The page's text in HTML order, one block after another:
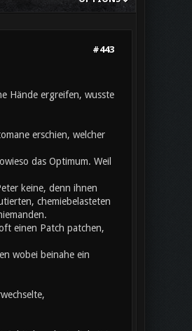
#443
Hände ergreifen, wusste
erschien, welcher
das Optimum. Weil
keine, denn ihnen
chemiebelasteten
einen Patch patchen,
wobei beinahe ein